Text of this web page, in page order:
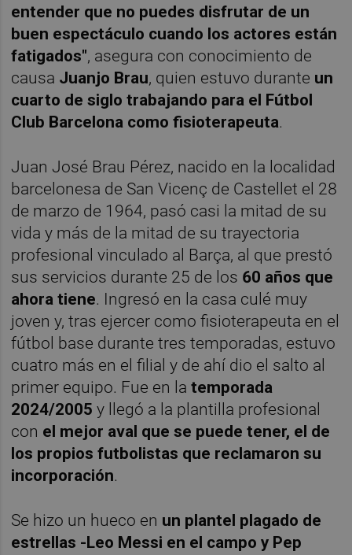
entender que no puedes disfrutar de un
buen espectáculo cuando los actores están
fatigados", asegura con conocimiento de
causa Juanjo Brau, quien estuvo durante un
cuarto de siglo trabajando para el Fútbol
Club Barcelona como fisioterapeuta.
Juan José Brau Pérez, nacido en la localidad
barcelonesa de San Vicenç de Castellet el 28
de marzo de 1964, pasó casi la mitad de su
vida y más de la mitad de su trayectoria
profesional vinculado al Barça, al que prestó
sus servicios durante 25 de los 60 años que
ahora tiene. Ingresó en la casa culé muy
joven y, tras ejercer como fisioterapeuta en el
fútbol base durante tres temporadas, estuvo
cuatro más en el filial y de ahí dio el salto al
primer equipo. Fue en la temporada
2024/2005 y llegó a la plantilla profesional
con el mejor aval que se puede tener, el de
los propios futbolistas que reclamaron su
incorporación.
Se hizo un hueco en un plantel plagado de
estrellas -Leo Messi en el campo y Pep